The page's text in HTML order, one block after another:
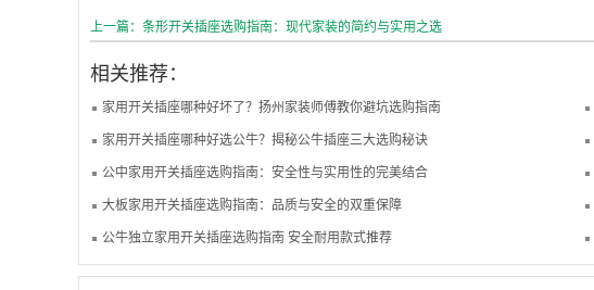
上一篇：条形开关插座选购指南：现代家装的简约与实用之选
相关推荐：
家用开关插座哪种好坏了？扬州家装师傅教你避坑选购指南
家用开关插座哪种好选公牛？揭秘公牛插座三大选购秘诀
公中家用开关插座选购指南：安全性与实用性的完美结合
大板家用开关插座选购指南：品质与安全的双重保障
公牛独立家用开关插座选购指南 安全耐用款式推荐